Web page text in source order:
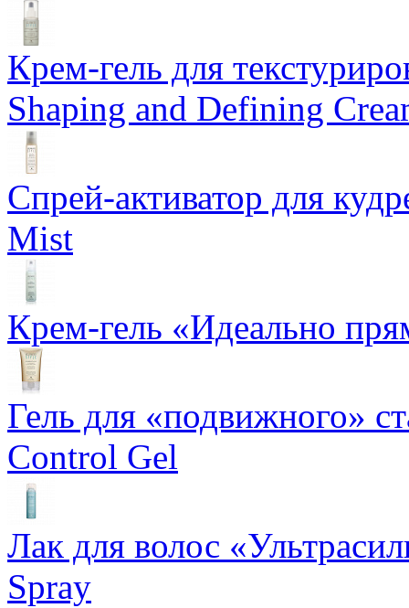
Крем-гель для
Shaping and Defining
Спрей-активатор для
Mist
Крем-гель «Идеально
Гель для «подвижного»
Control Gel
Лак для волос
Spray